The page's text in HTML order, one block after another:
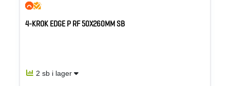
4-KROK EDGE P RF 50X260MM SB
2 sb i lager